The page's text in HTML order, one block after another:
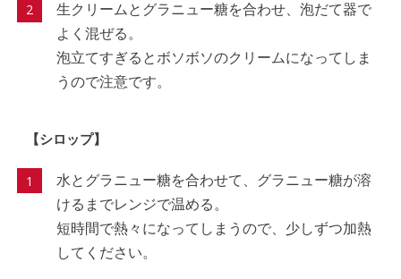
生クリームとグラニュー糖を合わせ、泡だて器で
よく混ぜる。
泡立てすぎるとボソボソのクリームになってしま
うので注意です。
【シロップ】
水とグラニュー糖を合わせて、グラニュー糖が溶
けるまでレンジで温める。
短時間で熱々になってしまうので、少しずつ加熱
してください。